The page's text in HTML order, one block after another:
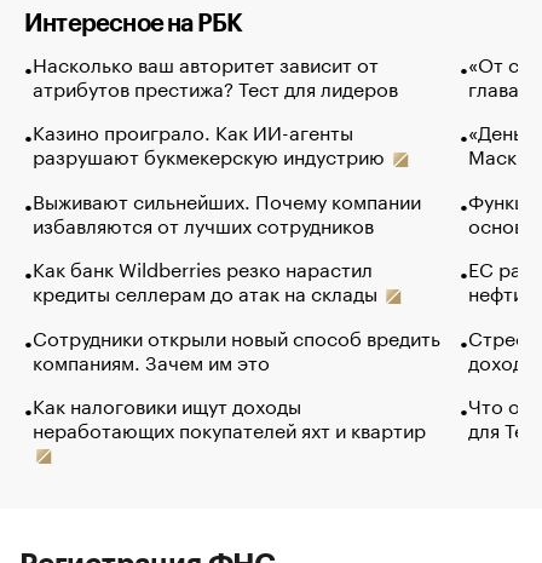
Интересное на РБК
Насколько ваш авторитет зависит от
атрибутов престижа? Тест для лидеров
Казино проиграло. Как ИИ-агенты
разрушают букмекерскую индустрию
Выживают сильнейших. Почему компании
избавляются от лучших сотрудников
Как банк Wildberries резко нарастил
кредиты селлерам до атак на склады
Сотрудники открыли новый способ вредить
компаниям. Зачем им это
Как налоговики ищут доходы
неработающих покупателей яхт и квартир
«От
глава
Маск в
основ
ЕС
нефти
Что
для